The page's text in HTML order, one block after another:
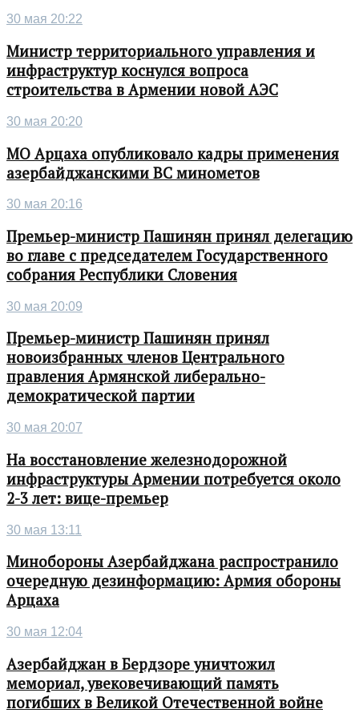
30 мая 20:22
Министр территориального управления и
инфраструктур коснулся вопроса
строительства в Армении новой АЭС
30 мая 20:20
МО Арцаха опубликовало кадры применения
азербайджанскими ВС минометов
30 мая 20:16
Премьер-министр Пашинян принял делегацию
во главе с председателем Государственного
собрания Республики Словения
30 мая 20:09
Премьер-министр Пашинян принял
новоизбранных членов Центрального
правления Армянской либерально-
демократической партии
30 мая 20:07
На восстановление железнодорожной
инфраструктуры Армении потребуется около
2-3 лет: вице-премьер
30 мая 13:11
Минобороны Азербайджана распространило
очередную дезинформацию: Армия обороны
Арцаха
30 мая 12:04
Азербайджан в Бердзоре уничтожил
мемориал, увековечивающий память
погибших в Великой Отечественной войне